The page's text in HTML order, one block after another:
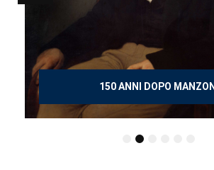
150 ANNI DOPO MANZONI